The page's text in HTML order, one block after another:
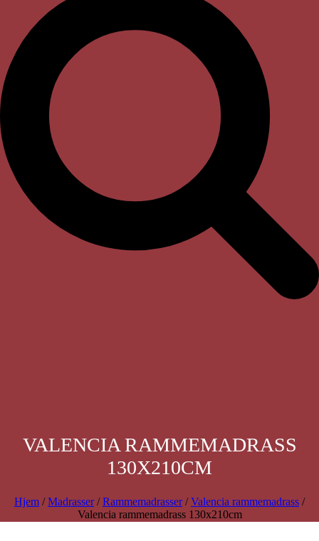
VALENCIA RAMMEMADRASS
130X210CM
Hjem /Madrasser/Rammemadrasser/Valencia rammemadrass /
Valencia rammemadrass 130x210cm